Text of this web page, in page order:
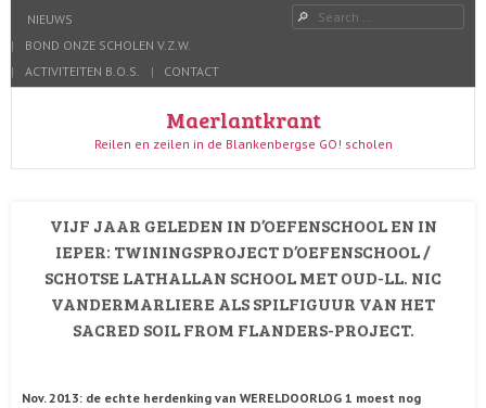
Menu
SKIP TO CONTENT
NIEUWS
BOND ONZE SCHOLEN V.Z.W.
ACTIVITEITEN B.O.S.
CONTACT
Search
Maerlantkrant
Reilen en zeilen in de Blankenbergse GO! scholen
VIJF JAAR GELEDEN IN D’OEFENSCHOOL EN IN
IEPER: TWININGSPROJECT D’OEFENSCHOOL /
SCHOTSE LATHALLAN SCHOOL MET OUD-LL. NIC
VANDERMARLIERE ALS SPILFIGUUR VAN HET
SACRED SOIL FROM FLANDERS-PROJECT.
Nov. 2013: de echte herdenking van WERELDOORLOG 1 moest nog